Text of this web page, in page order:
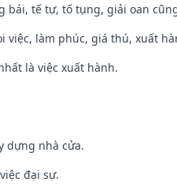
bái, tế tự, tố tụng, giải oan
việc, làm phúc, giá thú, xuất
là việc xuất hành.
dựng nhà cửa.
đại sự.